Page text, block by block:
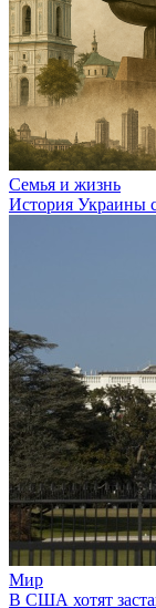
Семья и жизнь
История Украины
Мир
В США хотят